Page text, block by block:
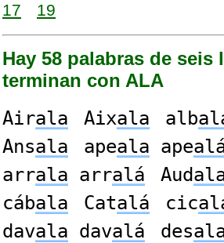
17
19
Hay 58 palabras de seis
terminan con ALA
Airala Aixala alb
Ansala apeala ape
arrala arralá Aud
cábala Catalá cic
davala davalá des